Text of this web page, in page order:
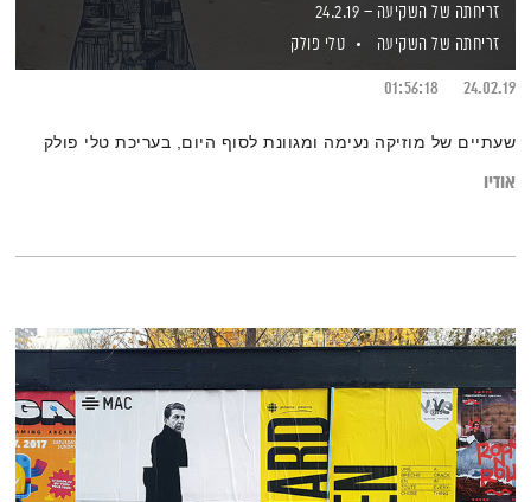
זריחתה של השקיעה – 24.2.19
זריחתה של השקיעה
טלי פולק
24.02.19
01:56:18
שעתיים של מוזיקה נעימה ומגוונת לסוף היום, בעריכת טלי פולק
אודיו